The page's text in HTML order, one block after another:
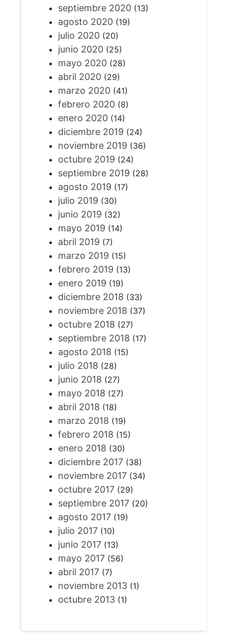
septiembre 2020(13)
agosto 2020(19)
julio 2020(20)
junio 2020(25)
mayo 2020(28)
abril 2020(29)
marzo 2020(41)
febrero 2020(8)
enero 2020(14)
diciembre 2019 (24)
noviembre 2019 (36)
octubre 2019 (24)
septiembre 2019 (28)
agosto 2019 (17)
julio 2019 (30)
junio 2019 (32)
mayo 2019 (14)
abril 2019 (7)
marzo 2019 (15)
febrero 2019 (13)
enero 2019 (19)
diciembre 2018 (33)
noviembre 2018 (37)
octubre 2018 (27)
septiembre 2018 (17)
agosto 2018 (15)
julio 2018 (28)
junio 2018 (27)
mayo 2018 (27)
abril 2018 (18)
marzo 2018 (19)
febrero 2018 (15)
enero 2018 (30)
diciembre 2017(38)
noviembre 2017(34)
octubre 2017(29)
septiembre 2017(20)
agosto 2017(19)
julio 2017(10)
junio 2017(13)
mayo 2017(56)
abril 2017(7)
noviembre 2013(1)
octubre 2013(1)